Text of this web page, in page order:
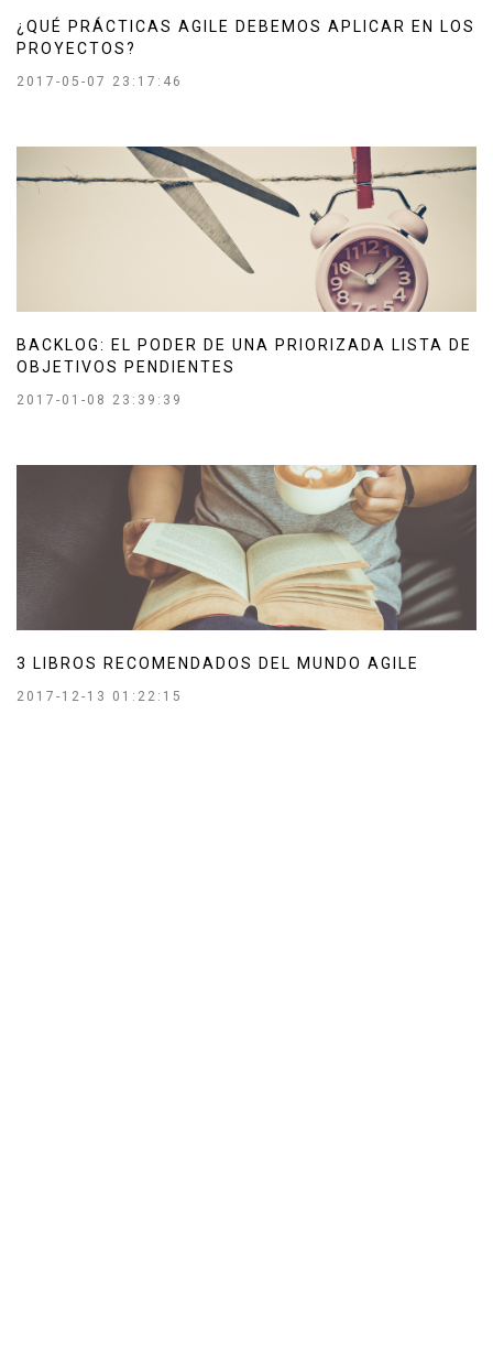
¿QUÉ PRÁCTICAS AGILE DEBEMOS APLICAR EN LOS
PROYECTOS?
2017-05-07 23:17:46
BACKLOG: EL PODER DE UNA PRIORIZADA LISTA DE
OBJETIVOS PENDIENTES
2017-01-08 23:39:39
3 LIBROS RECOMENDADOS DEL MUNDO AGILE
2017-12-13 01:22:15